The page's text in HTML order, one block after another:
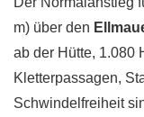
m) über den
ab der Hütte, 1.080
Kletterpassagen,
Schwindelfreiheit